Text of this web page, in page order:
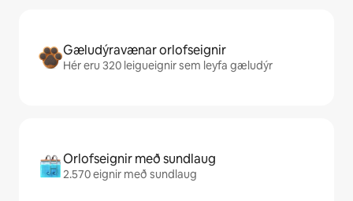
Gæludýravænar orlofseignir
Hér eru 320 leigueignir sem leyfa gæludýr
Orlofseignir með sundlaug
2.570 eignir með sundlaug